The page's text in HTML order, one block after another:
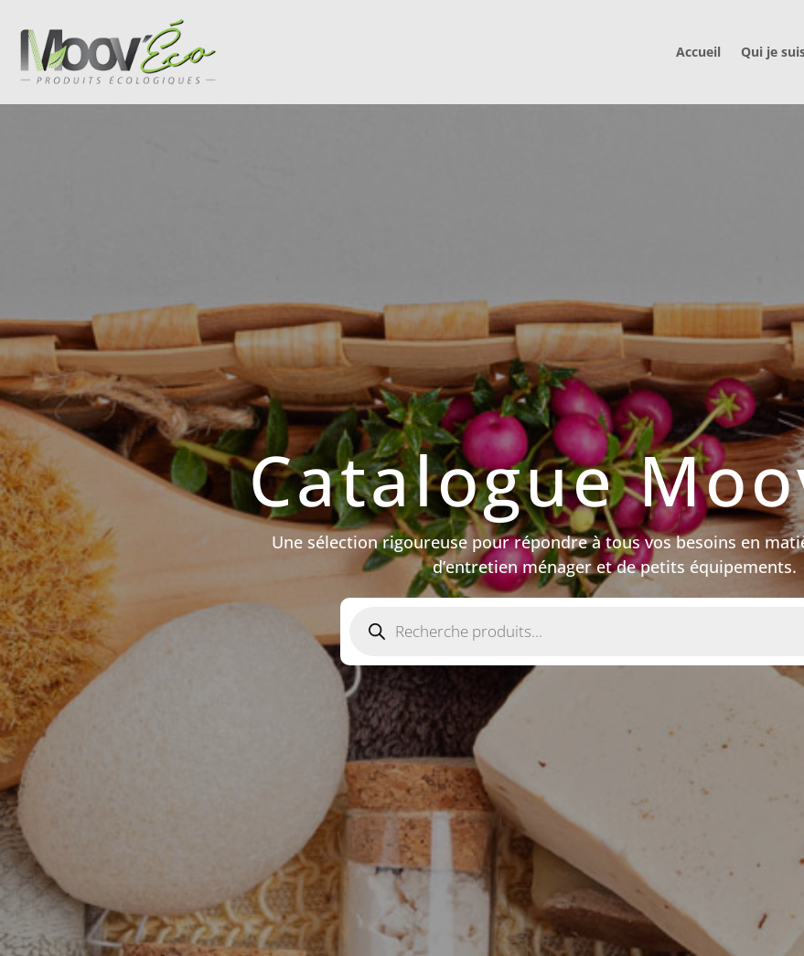
Accueil Qui je
Catalogue
Une sélection rigoureuse pour répondre à tous vos besoins en
d’entretien ménager et de petits équipements.
produits